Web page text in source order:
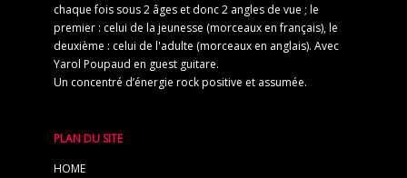
chaque fois sous 2 âges et donc 2 angles de vue ; le
premier : celui de la jeunesse (morceaux en français), le
deuxième : celui de l'adulte (morceaux en anglais). Avec
Yarol Poupaud en guest guitare.
Un concentré d’énergie rock positive et assumée.
PLAN DU SITE
HOME